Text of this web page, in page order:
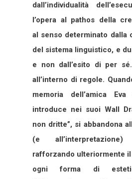
dall’individualità
l’opera al pathos della
al senso determinato dalla
del sistema linguistico, e
e non dall’esito di per
all’interno di regole.
memoria dell’amica Eva
introduce nei suoi Wall
non dritte”, si abbandona
(e all’interpretazione)
rafforzando ulteriormente
ogni forma di